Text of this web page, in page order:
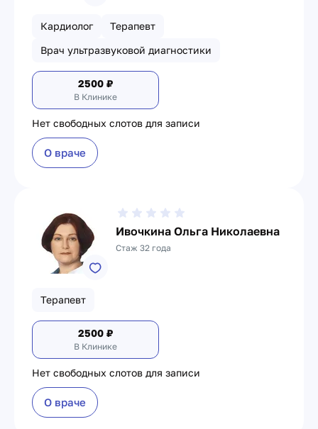
Кардиолог
Терапевт
Врач ультразвуковой диагностики
2500 ₽
В Клинике
Нет свободных слотов для записи
О враче
Ивочкина Ольга Николаевна
Стаж 32 года
Терапевт
2500 ₽
В Клинике
Нет свободных слотов для записи
О враче